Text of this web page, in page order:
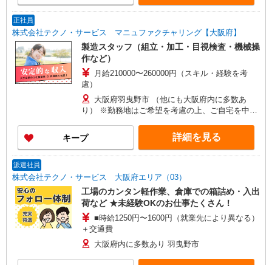
正社員
株式会社テクノ・サービス マニュファクチャリング【大阪府】
製造スタッフ（組立・加工・目視検査・機械操
作など）
月給210000〜260000円（スキル・経験を考
慮）
大阪府羽曳野市 （他にも大阪府内に多数あ
り） ※勤務地はご希望を考慮の上、ご自宅を中心
なし）
キープ 詳細を見る
派遣社員
株式会社テクノ・サービス 大阪府エリア（03）
工場のカンタン軽作業、倉庫での箱詰め・入出
荷など ★未経験OKのお仕事たくさん！
■時給1250円〜1600円（就業先により異なる）
＋交通費
大阪府内に多数あり 羽曳野市